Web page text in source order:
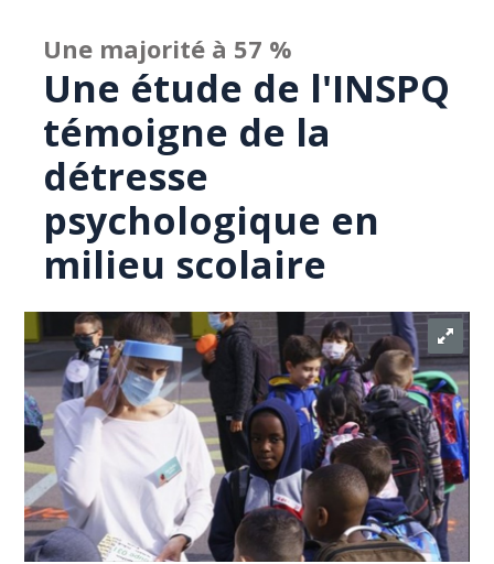
Une majorité à 57 %
Une étude de l'INSPQ
témoigne de la
détresse
psychologique en
milieu scolaire